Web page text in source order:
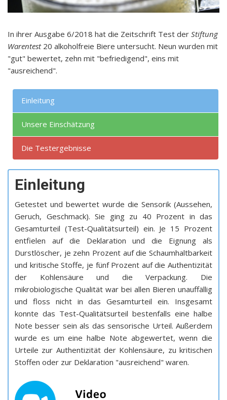
In ihrer Ausgabe 6/2018 hat die Zeitschrift Test der Stiftung
Warentest20 alkoholfreie Biere untersucht. Neun wurden mit
"gut" bewertet, zehn mit "befriedigend", eins mit
"ausreichend".
Einleitung
Unsere Einschätzung
Die Testergebnisse
Einleitung
Getestet und bewertet wurde die Sensorik (Aussehen,
Geruch, Geschmack). Sie ging zu 40 Prozent in das
Gesamturteil (Test-Qualitätsurteil) ein. Je 15 Prozent
entfielen auf die Deklaration und die Eignung als
Durstlöscher, je zehn Prozent auf die Schaumhaltbarkeit
und kritische Stoffe, je fünf Prozent auf die Authentizität
der Kohlensäure und die Verpackung. Die
mikrobiologische Qualität war bei allen Bieren unauffällig
und floss nicht in das Gesamturteil ein. Insgesamt
konnte das Test-Qualitätsurteil bestenfalls eine halbe
Note besser sein als das sensorische Urteil. Außerdem
wurde es um eine halbe Note abgewertet, wenn die
Urteile zur Authentizität der Kohlensäure, zu kritischen
Stoffen oder zur Deklaration "ausreichend" waren.